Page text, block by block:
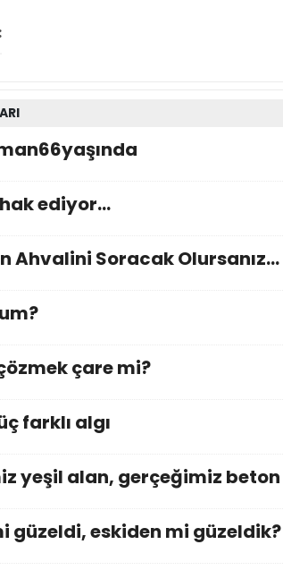
ediyor…
Ahvalini Soracak Olursanız…
çare mi?
farklı algı
yeşil alan, gerçeğimiz
güzeldi, eskiden mi güzeldik?